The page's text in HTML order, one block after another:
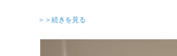
＞＞続きを見る